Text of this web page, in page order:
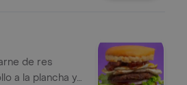
de res
a la plancha y